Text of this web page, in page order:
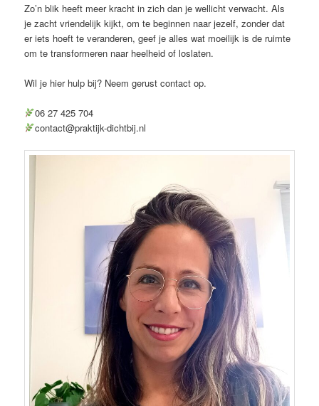
Zo’n blik heeft meer kracht in zich dan je wellicht verwacht. Als
je zacht vriendelijk kijkt, om te beginnen naar jezelf, zonder dat
er iets hoeft te veranderen, geef je alles wat moeilijk is de ruimte
om te transformeren naar heelheid of loslaten.
Wil je hier hulp bij? Neem gerust contact op.
06 27 425 704
contact@praktijk-dichtbij.nl